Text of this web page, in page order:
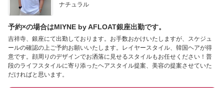
ナチュラル
予約×の場合はMIYNE by AFLOAT銀座出勤です。
吉祥寺、銀座にて出勤しております。お手数おかけいたしますが、スケジュ
ールの確認の上ご予約お願いいたします。レイヤースタイル、韓国ヘアが得
意です。顔周りのデザインでお洒落に見せるスタイルもお任せください！普
段のライフスタイルに寄り添ったヘアスタイル提案、美容の提案させていた
だければと思います。